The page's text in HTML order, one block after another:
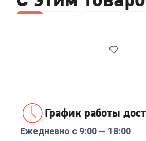
Код:5958524
График работы
Ежедневно с 9:00 — 18:00